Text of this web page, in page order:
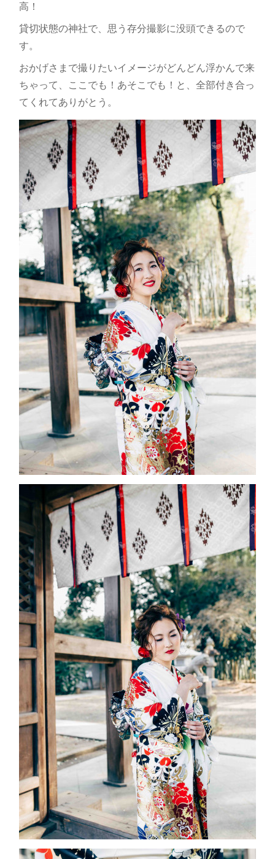
高！
貸切状態の神社で、思う存分撮影に没頭できるので
す。
おかげさまで撮りたいイメージがどんどん浮かんで来
ちゃって、ここでも！あそこでも！と、全部付き合っ
てくれてありがとう。